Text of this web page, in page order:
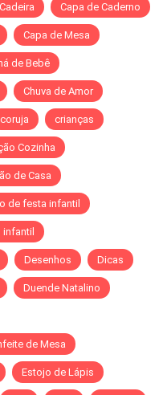
Capa de Caderno
Capa de Mesa
de Bebê
Chuva de Amor
coruja crianças
Cozinha
de Casa
de festa infantil
Desenhos Dicas
Duende Natalino
de Mesa
Estojo de Lápis